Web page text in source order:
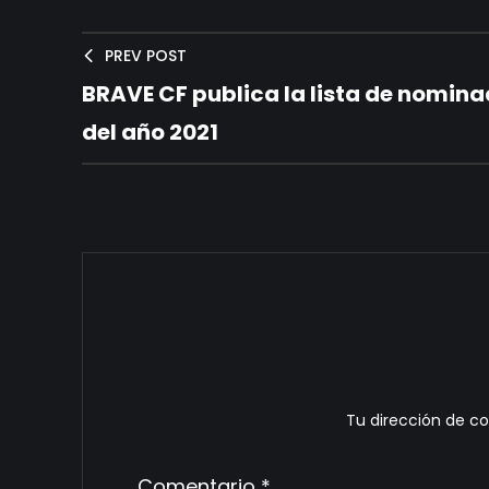
PREV POST
BRAVE CF publica la lista de
del año 2021
Tu dirección de